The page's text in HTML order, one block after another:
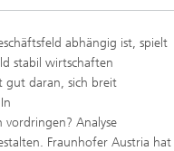
abhängig ist, spielt
stabil wirtschaften
gut daran, sich breit
vordringen? Analyse
Fraunhofer Austria hat